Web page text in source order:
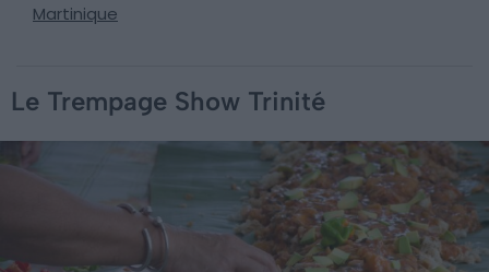
Martinique
Le Trempage Show Trinité